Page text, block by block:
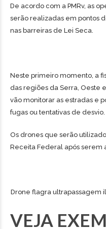
De acordo com a PMRv, as
serão realizadas em pontos
nas barreiras de Lei Seca.
Neste primeiro momento, a
das regiões da Serra, Oeste
vão monitorar as estradas e
fugas ou tentativas de desvio.
Os drones que serão
Receita Federal após serem
Drone flagra ultrapassagem
VEJA